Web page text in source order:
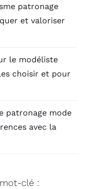
patronage
et valoriser
le modéliste
choisir et pour
patronage mode
avec la
clé :